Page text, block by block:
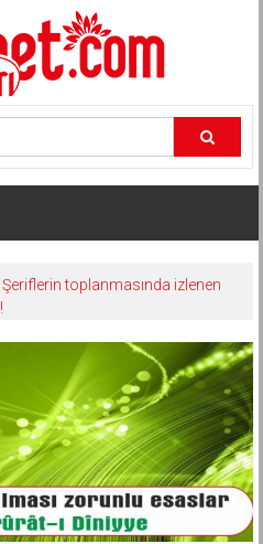
Şeriflerin toplanmasında izlenen